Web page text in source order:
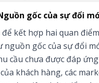
gốc của sự đổi
kết hợp hai quan
gốc của sự đổi
cầu chưa được đáp
khách hàng, các